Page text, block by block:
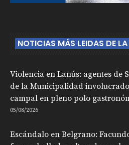
NOTICIAS MÁS LEIDAS DE
Violencia en Lanús: agentes de
de la Municipalidad
campal en pleno polo
05/08/2026
Escándalo en Belgrano: